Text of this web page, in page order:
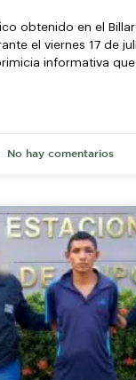
obtenido en el
el viernes 17 de
informativa que
No hay comentarios